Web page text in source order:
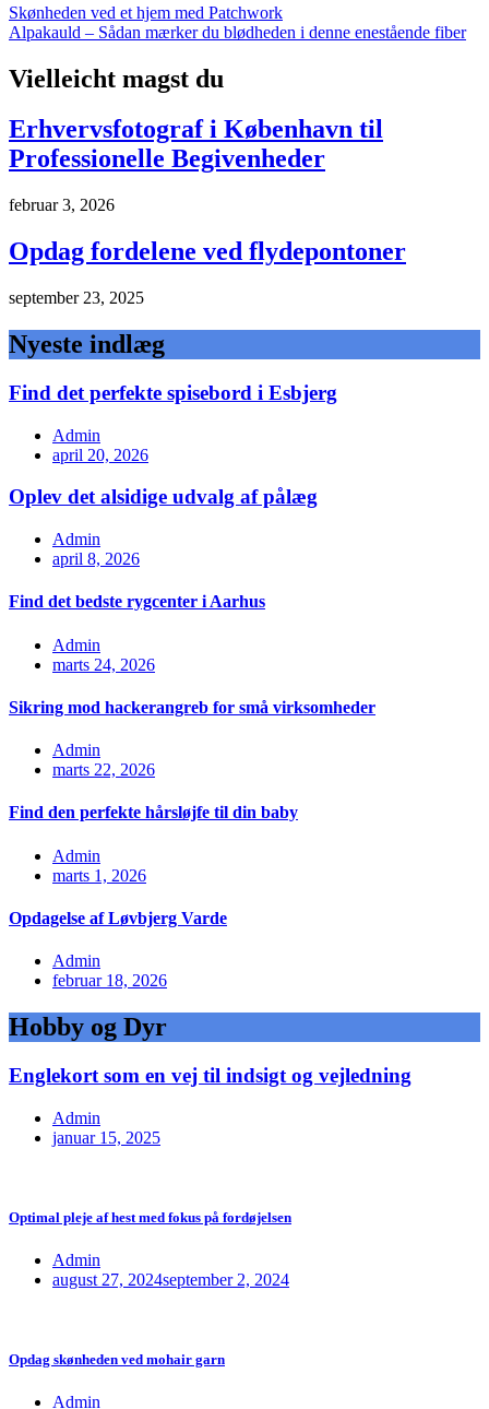
Indlægsnavigation
Skønheden ved et hjem med Patchwork
Alpakauld – Sådan mærker du blødheden i denne enestående fiber
Vielleicht magst du
Erhvervsfotograf i København til
Professionelle Begivenheder
februar 3, 2026
Opdag fordelene ved flydepontoner
september 23, 2025
Nyeste indlæg
Find det perfekte spisebord i Esbjerg
Admin
april 20, 2026
Oplev det alsidige udvalg af pålæg
Admin
april 8, 2026
Find det bedste rygcenter i Aarhus
Admin
marts 24, 2026
Sikring mod hackerangreb for små virksomheder
Admin
marts 22, 2026
Find den perfekte hårsløjfe til din baby
Admin
marts 1, 2026
Opdagelse af Løvbjerg Varde
Admin
februar 18, 2026
Hobby og Dyr
Englekort som en vej til indsigt og vejledning
Admin
januar 15, 2025
Optimal pleje af hest med fokus på fordøjelsen
Admin
august 27, 2024september 2, 2024
Opdag skønheden ved mohair garn
Admin